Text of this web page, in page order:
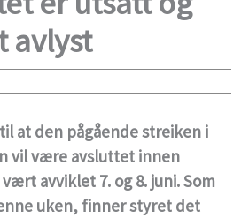
avlyst
at den pågående streiken i
vil være avsluttet innen
avviklet 7. og 8. juni. Som
uken, finner styret det